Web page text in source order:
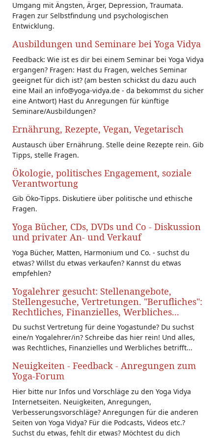
Umgang mit Ängsten, Ärger, Depression, Traumata.
Fragen zur Selbstfindung und psychologischen
Entwicklung.
Ausbildungen und Seminare bei Yoga Vidya
Feedback: Wie ist es dir bei einem Seminar bei Yoga Vidya
ergangen? Fragen: Hast du Fragen, welches Seminar
geeignet für dich ist? (am besten schickst du dazu auch
eine Mail an info@yoga-vidya.de - da bekommst du sicher
eine Antwort) Hast du Anregungen für künftige
Seminare/Ausbildungen?
Ernährung, Rezepte, Vegan, Vegetarisch
Austausch über Ernährung. Stelle deine Rezepte rein. Gib
Tipps, stelle Fragen.
Ökologie, politisches Engagement, soziale
Verantwortung
Gib Öko-Tipps. Diskutiere über politische und ethische
Fragen.
Yoga Bücher, CDs, DVDs und Co - Diskussion
und privater An- und Verkauf
Yoga Bücher, Matten, Harmonium und Co. - suchst du
etwas? Willst du etwas verkaufen? Kannst du etwas
empfehlen?
Yogalehrer gesucht: Stellenangebote,
Stellengesuche, Vertretungen. "Berufliches":
Rechtliches, Finanzielles, Werbliches...
Du suchst Vertretung für deine Yogastunde? Du suchst
eine/n Yogalehrer/in? Schreibe das hier rein! Und alles,
was Rechtliches, Finanzielles und Werbliches betrifft...
Neuigkeiten - Feedback - Anregungen zum
Yoga-Forum
Hier bitte nur Infos und Vorschläge zu den Yoga Vidya
Internetseiten. Neuigkeiten, Anregungen,
Verbesserungsvorschläge? Anregungen für die anderen
Seiten von Yoga Vidya? Für die Podcasts, Videos etc.?
Suchst du etwas, fehlt dir etwas? Möchtest du dich